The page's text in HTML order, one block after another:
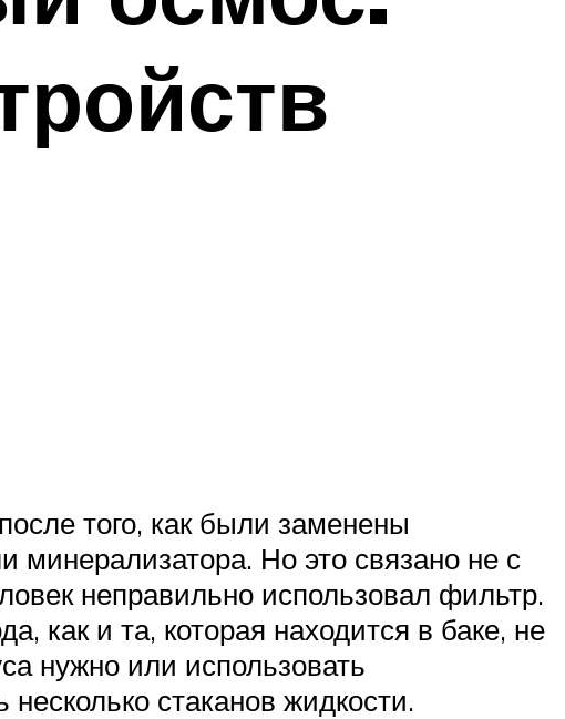
того, как были заменены
минерализатора. Но это связано не с
неправильно использовал фильтр.
как и та, которая находится в баке, не
нужно или использовать
стаканов жидкости.